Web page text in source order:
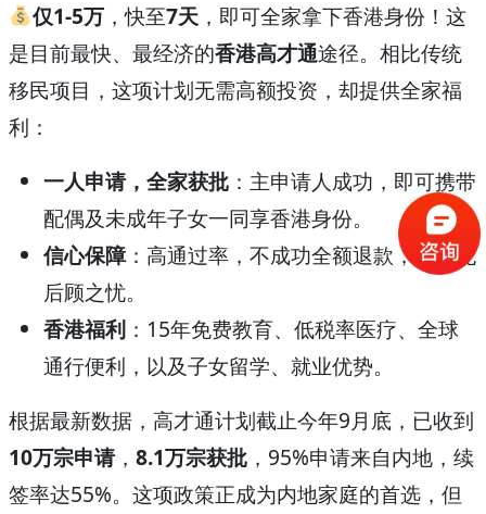
仅1-5万，快至7天，即可全家拿下香港身份！这
是目前最快、最经济的香港高才通途径。相比传统
移民项目，这项计划无需高额投资，却提供全家福
利：
一人申请，全家获批 ：主申请人成功，即可携带
配偶及未成年子女一同享香港身份。
信心保障：高通过率，不成功全额退款，让您无
后顾之忧。
香港福利 ：15年免费教育、低税率医疗、全球
通行便利，以及子女留学、就业优势。
根据最新数据，高才通计划截止今年9月底，已收到
10万宗申请， 8.1万宗获批 ，95%申请来自内地，续
签率达55%。这项政策正成为内地家庭的首选，但